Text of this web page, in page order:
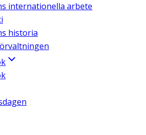
internationella arbete
historia